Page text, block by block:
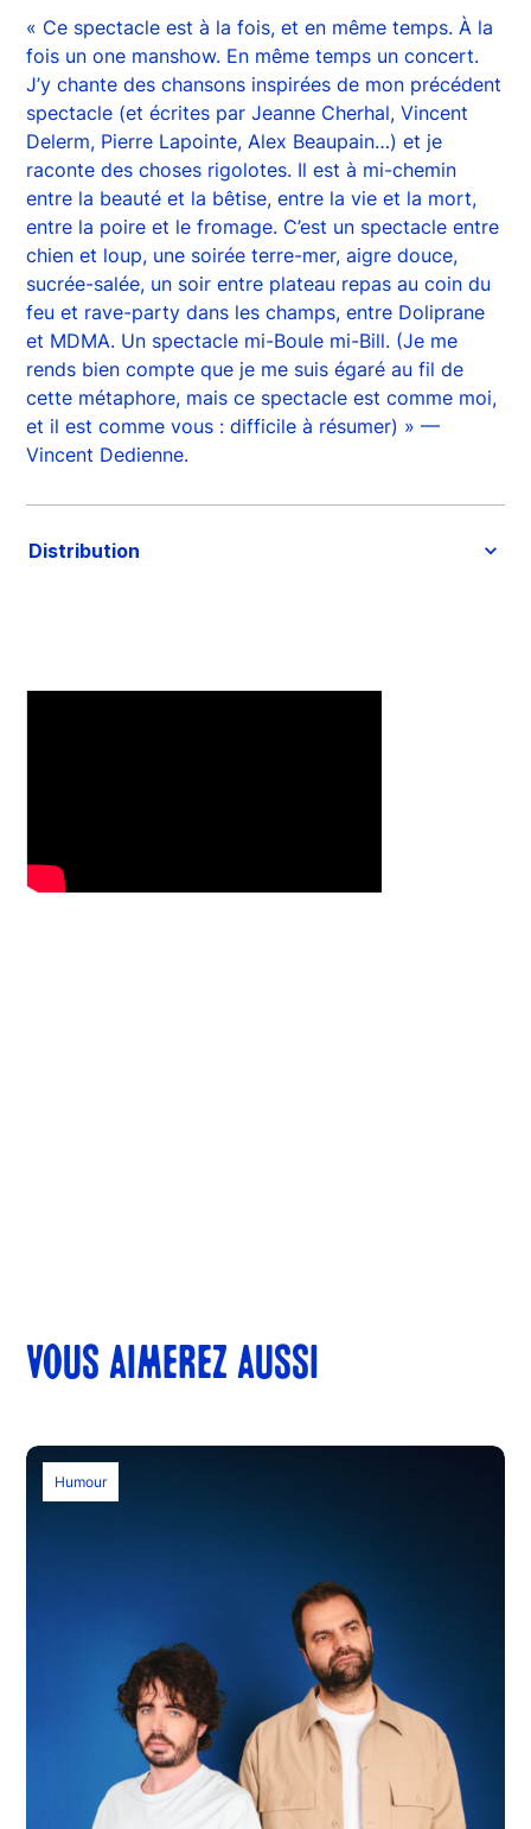
« Ce spectacle est à la fois, et en même temps. À la
fois un one manshow. En même temps un concert.
J’y chante des chansons inspirées de mon précédent
spectacle (et écrites par Jeanne Cherhal, Vincent
Delerm, Pierre Lapointe, Alex Beaupain…) et je
raconte des choses rigolotes. Il est à mi-chemin
entre la beauté et la bêtise, entre la vie et la mort,
entre la poire et le fromage. C’est un spectacle entre
chien et loup, une soirée terre-mer, aigre douce,
sucrée-salée, un soir entre plateau repas au coin du
feu et rave-party dans les champs, entre Doliprane
et MDMA. Un spectacle mi-Boule mi-Bill. (Je me
rends bien compte que je me suis égaré au fil de
cette métaphore, mais ce spectacle est comme moi,
et il est comme vous : difficile à résumer) » —
Vincent Dedienne.
Distribution
VOUS AIMEREZ AUSSI
Humour